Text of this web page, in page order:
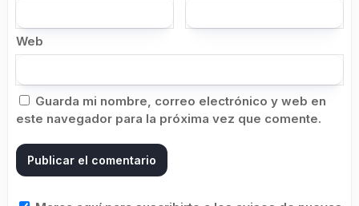
Web
Guarda mi nombre, correo electrónico y web en
este navegador para la próxima vez que comente.